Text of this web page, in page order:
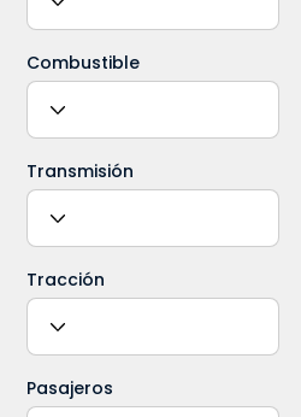
Combustible
Transmisión
Tracción
Pasajeros